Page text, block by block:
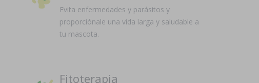
Evita enfermedades y parásitos y
proporciónale una vida larga y saludable a
tu mascota.
Fitoterapia